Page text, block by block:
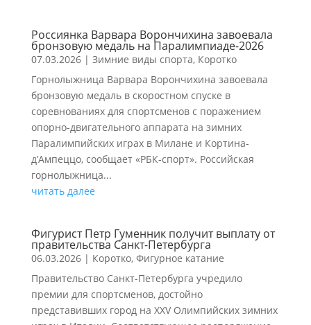
Россиянка Варвара Ворончихина завоевала
бронзовую медаль на Паралимпиаде-2026
07.03.2026| Зимние виды спорта, Коротко
Горнолыжница Варвара Ворончихина завоевала
бронзовую медаль в скоростном спуске в
соревнованиях для спортсменов с поражением
опорно-двигательного аппарата на зимних
Паралимпийских играх в Милане и Кортина-
д’Ампеццо, сообщает «РБК-спорт». Российская
горнолыжница...
читать далее
Фигурист Петр Гуменник получит выплату от
правительства Санкт-Петербурга
06.03.2026| Коротко, Фигурное катание
Правительство Санкт-Петербурга учредило
премии для спортсменов, достойно
представивших город на XXV Олимпийских зимних